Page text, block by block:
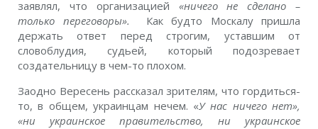
заявлял, что организацией «ничего не сделано –
только переговоры».
Как будто Москалу пришла
держать ответ перед строгим, уставшим от
словоблудия, судьей, который подозревает
создательницу в чем-то плохом.
Заодно Вересень рассказал зрителям, что гордиться-
то, в общем, украинцам нечем. «У нас ничего нет»,
«ни украинское правительство, ни украинское